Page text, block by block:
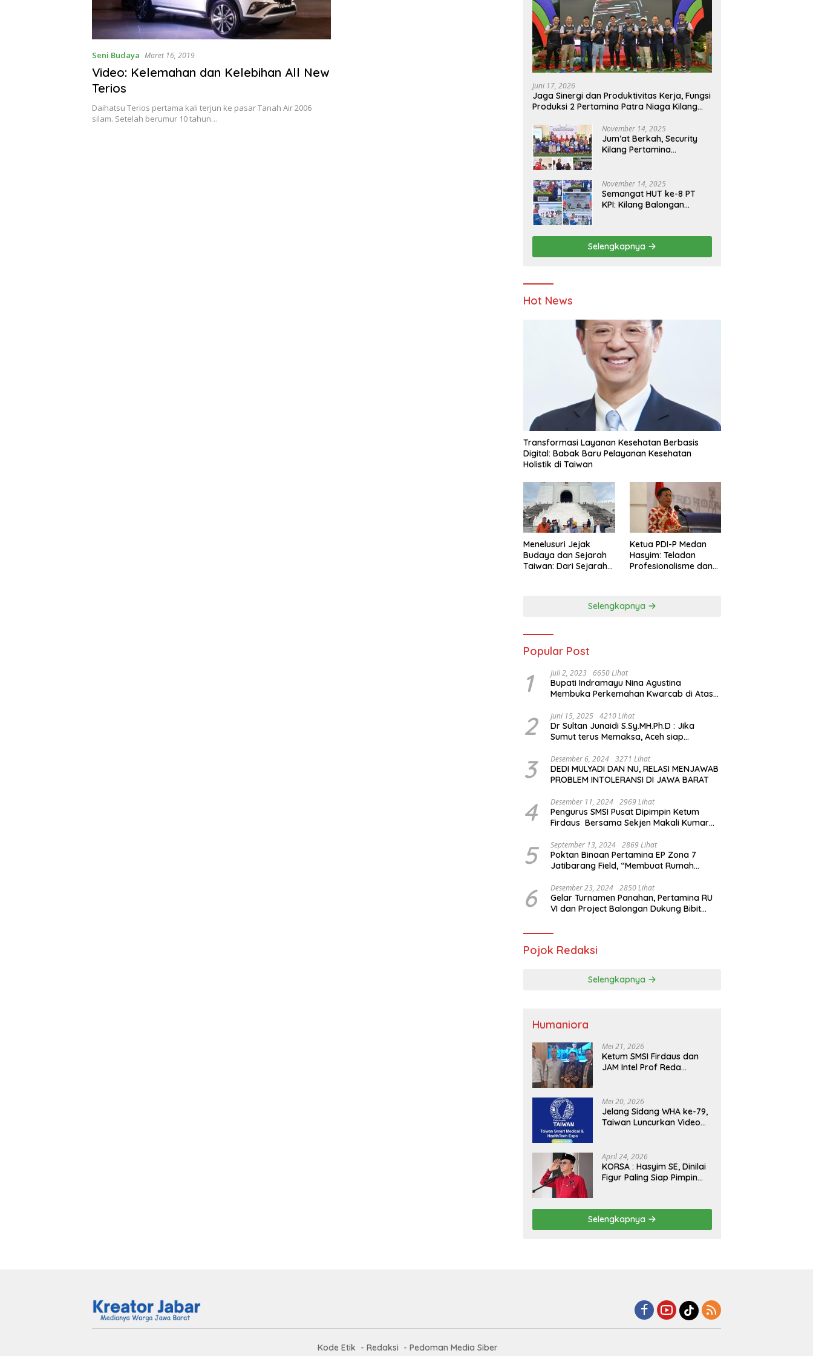
Seni Budaya Maret 16, 2019
Video: Kelemahan dan Kelebihan All New
Terios
Daihatsu Terios pertama kali terjun ke pasar Tanah Air 2006
silam. Setelah berumur 10 tahun…
Juni 17, 2026
Jaga Sinergi dan Produktivitas Kerja, Fungsi
Produksi 2 Pertamina Patra Niaga Kilang
November 14, 2025
Jum’at Berkah, Security
Kilang Pertamina
November 14, 2025
Semangat HUT ke-8 PT
KPI: Kilang Balongan
Berbagi Bersama
Penyandang Disabilitas
dan Yayasan Pendidikan
Selengkapnya
Hot News
Transformasi Layanan Kesehatan Berbasis
Digital: Babak Baru Pelayanan Kesehatan
Holistik di Taiwan
Menelusuri Jejak
Budaya dan Sejarah
Taiwan: Dari Sejarah
Sejarah Chiang Kai-
Ketua PDI-P Medan
Hasyim: Teladan
Profesionalisme dan
Selengkapnya
Popular Post
1 Juli 2, 2023 6650 Lihat
Bupati Indramayu Nina Agustina
Membuka Perkemahan Kwarcab di Atas
2 Juni 15, 2025 4210 Lihat
Dr Sultan Junaidi S.Sy.MH.Ph.D : Jika
Sumut terus Memaksa, Aceh siap
Internasional
3 Desember 6, 2024 3271 Lihat
DEDI MULYADI DAN NU, RELASI MENJAWAB
PROBLEM INTOLERANSI DI JAWA BARAT
4 Desember 11, 2024 2969 Lihat
Pengurus SMSI Pusat Dipimpin Ketum
Firdaus Bersama Sekjen Makali Kumar
Yusuf
5 September 13, 2024 2869 Lihat
Poktan Binaan Pertamina EP Zona 7
Jatibarang Field, “Membuat Rumah
Tikus
6 Desember 23, 2024 2850 Lihat
Gelar Turnamen Panahan, Pertamina RU
VI dan Project Balongan Dukung Bibit
Pojok Redaksi
Selengkapnya
Humaniora
Mei 21, 2026
Ketum SMSI Firdaus dan
JAM Intel Prof Reda
SMSI Sukseskan Jaga
Desa dan Jaga Dapur
MBG, Perkuat Pengawasan
Mei 20, 2026
Jelang Sidang WHA ke-79,
Taiwan Luncurkan Video
Inovasi Kesehatan Global
April 24, 2026
KORSA : Hasyim SE, Dinilai
Figur Paling Siap Pimpin
Selengkapnya
Kode Etik Redaksi Pedoman Media Siber